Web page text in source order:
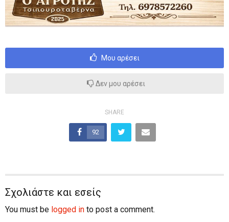
Μου αρέσει
Δεν μου αρέσει
SHARE
92
Σχολιάστε και εσείς
You must be logged in to post a comment.